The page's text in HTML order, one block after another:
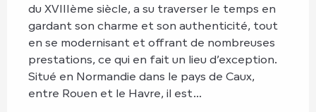
du XVIIIème siècle, a su traverser le temps en
gardant son charme et son authenticité, tout
en se modernisant et offrant de nombreuses
prestations, ce qui en fait un lieu d’exception.
Situé en Normandie dans le pays de Caux,
entre Rouen et le Havre, il est...